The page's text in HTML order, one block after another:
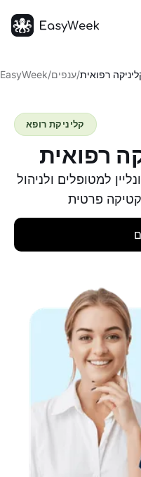
EasyWeek/ענפים/רפואית
רפואית
למטופלים ולניהול
קליניקת רופא